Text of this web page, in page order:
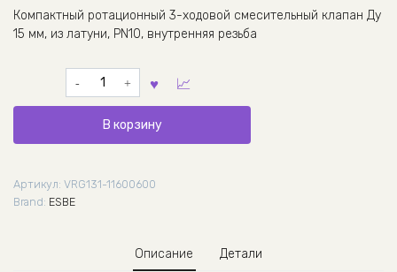
составляла
9130 ₽.
Компактный ротационный 3-ходовой смесительный клапан Ду
15 мм, из латуни, PN10, внутренняя резьба
Количество
товара
клапан
15,
Kvs
В корзину
Артикул: VRG131-11600600
Brand: ESBE
Описание Детали